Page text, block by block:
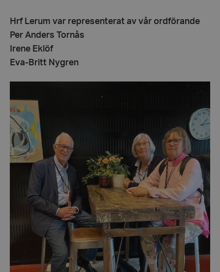
Hrf Lerum var representerat av vår ordförande
Per Anders Tornås
Irene Eklöf
Eva-Britt Nygren